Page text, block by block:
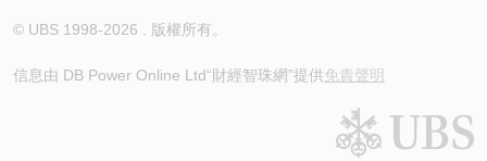
© UBS 1998-2026 . 版權所有。
信息由 DB Power Online Ltd“財經智珠網”提供免責聲明